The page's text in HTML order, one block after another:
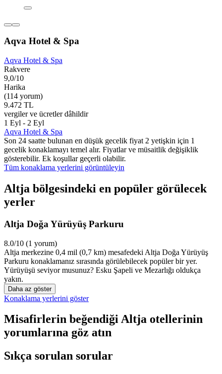
Aqva Hotel & Spa
Aqva Hotel & Spa
Rakvere
9,0/10
Harika
(114 yorum)
9.472 TL
vergiler ve ücretler dâhildir
1 Eyl - 2 Eyl
Aqva Hotel & Spa
Son 24 saatte bulunan en düşük gecelik fiyat 2 yetişkin için 1
gecelik konaklamayı temel alır. Fiyatlar ve müsaitlik değişiklik
gösterebilir. Ek koşullar geçerli olabilir.
Tüm konaklama yerlerini görüntüleyin
Altja bölgesindeki en popüler görülecek
yerler
Altja Doğa Yürüyüş Parkuru
8.0/10 (1 yorum)
Altja merkezine 0,4 mil (0,7 km) mesafedeki Altja Doğa Yürüyüş
Parkuru konaklamanız sırasında görülebilecek popüler bir yer.
Yürüyüşü seviyor musunuz? Esku Şapeli ve Mezarlığı oldukça
yakın.
Daha az göster
Konaklama yerlerini göster
Misafirlerin beğendiği Altja otellerinin
yorumlarına göz atın
Sıkça sorulan sorular